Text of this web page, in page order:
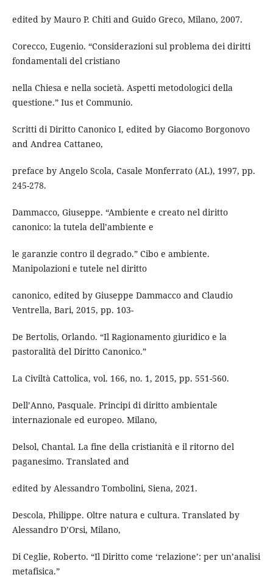
edited by Mauro P. Chiti and Guido Greco, Milano, 2007.
Corecco, Eugenio. “Considerazioni sul problema dei diritti
fondamentali del cristiano
nella Chiesa e nella società. Aspetti metodologici della
questione.” Ius et Communio.
Scritti di Diritto Canonico I, edited by Giacomo Borgonovo
and Andrea Cattaneo,
preface by Angelo Scola, Casale Monferrato (AL), 1997, pp.
245-278.
Dammacco, Giuseppe. “Ambiente e creato nel diritto
canonico: la tutela dell’ambiente e
le garanzie contro il degrado.” Cibo e ambiente.
Manipolazioni e tutele nel diritto
canonico, edited by Giuseppe Dammacco and Claudio
Ventrella, Bari, 2015, pp. 103-
De Bertolis, Orlando. “Il Ragionamento giuridico e la
pastoralità del Diritto Canonico.”
La Civiltà Cattolica, vol. 166, no. 1, 2015, pp. 551-560.
Dell’Anno, Pasquale. Principi di diritto ambientale
internazionale ed europeo. Milano,
Delsol, Chantal. La fine della cristianità e il ritorno del
paganesimo. Translated and
edited by Alessandro Tombolini, Siena, 2021.
Descola, Philippe. Oltre natura e cultura. Translated by
Alessandro D’Orsi, Milano,
Di Ceglie, Roberto. “Il Diritto come ‘relazione’: per un’analisi
metafisica.”